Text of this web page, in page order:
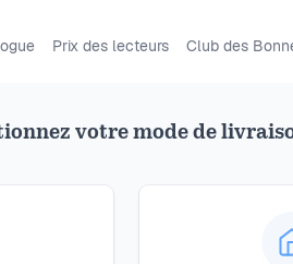
Prix des lecteurs Club des
votre mode de